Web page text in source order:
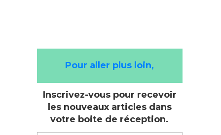
Pour aller plus loin,
Inscrivez-vous pour recevoir
les nouveaux articles dans
votre boite de réception.